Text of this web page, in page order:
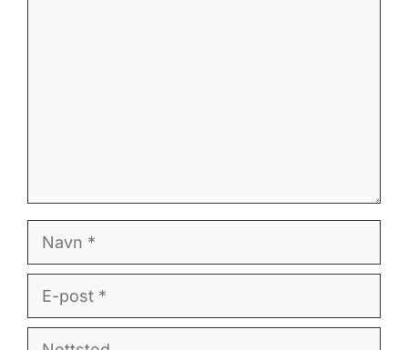
post